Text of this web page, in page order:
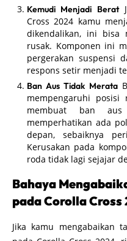
Kemudi Menjadi Berat
Cross 2024 kamu
dikendalikan, ini
rusak. Komponen ini
pergerakan suspensi
respons setir menjadi
Ban Aus Tidak Merata
mempengaruhi
membuat ban
memperhatikan ada
depan, sebaiknya
Kerusakan pada
roda tidak lagi sejajar
Bahaya
pada Corolla Cross
Jika kamu mengabaikan